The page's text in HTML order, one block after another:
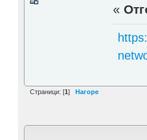
«
Страници: [1] Нагоре